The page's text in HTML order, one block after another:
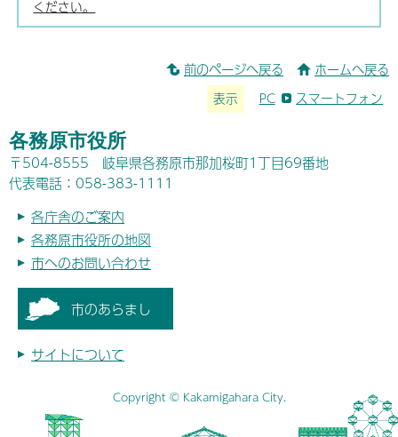
ください。
前のページへ戻る ホームへ戻る
表示 PC スマートフォン
各務原市役所
〒504-8555 岐阜県各務原市那加桜町1丁目69番地
代表電話：058-383-1111
各庁舎のご案内
各務原市役所の地図
市へのお問い合わせ
市のあらまし
サイトについて
Copyright © Kakamigahara City.